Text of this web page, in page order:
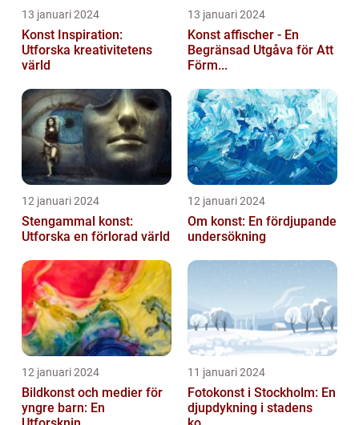
13 januari 2024
Konst Inspiration:
Utforska kreativitetens
värld
13 januari 2024
Konst affischer - En
Begränsad Utgåva för Att
Förm...
12 januari 2024
Stengammal konst:
Utforska en förlorad värld
12 januari 2024
Om konst: En fördjupande
undersökning
12 januari 2024
Bildkonst och medier för
yngre barn: En
11 januari 2024
Fotokonst i Stockholm: En
djupdykning i stadens